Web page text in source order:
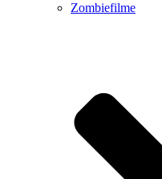
Zombiefilme